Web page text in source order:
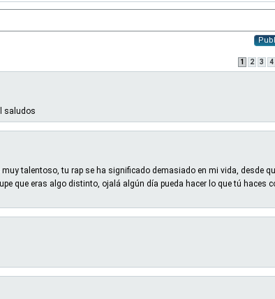
1 2 3 4
saludos
muy talentoso, tu rap se ha significado demasiado en mi vida, desde
que eras algo distinto, ojalá algún día pueda hacer lo que tú haces